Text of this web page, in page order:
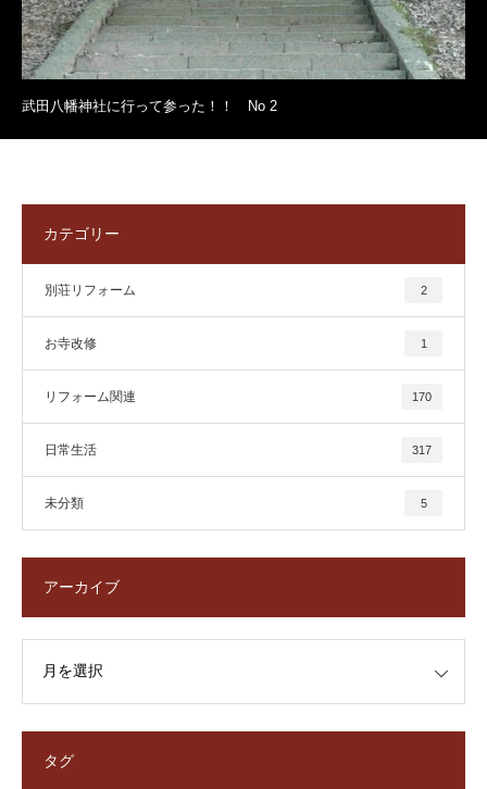
武田八幡神社に行って参った！！ No 2
カテゴリー
別荘リフォーム 2
お寺改修 1
リフォーム関連 170
日常生活 317
未分類 5
アーカイブ
タグ